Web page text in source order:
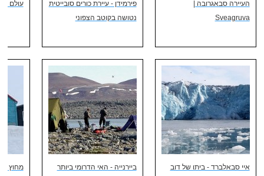
העיירה סבאגרובה |
Sveagruva
פירמידן - עיירת כורים סובייטית
נטושה בקוטב הצפוני
עולם
איי סבאלברד - ביתו של דוב
ביירנייה - האי הדרומי ביותר
מחוץ